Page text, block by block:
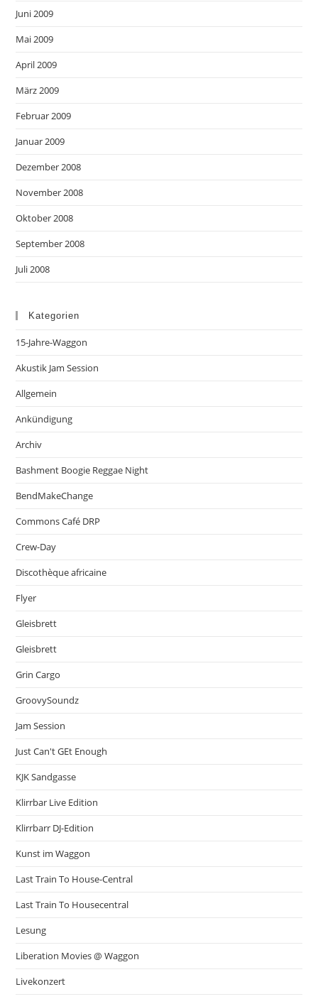
Juni 2009
Mai 2009
April 2009
März 2009
Februar 2009
Januar 2009
Dezember 2008
November 2008
Oktober 2008
September 2008
Juli 2008
Kategorien
15-Jahre-Waggon
Akustik Jam Session
Allgemein
Ankündigung
Archiv
Bashment Boogie Reggae Night
BendMakeChange
Commons Café DRP
Crew-Day
Discothèque africaine
Flyer
Gleisbrett
Gleisbrett
Grin Cargo
GroovySoundz
Jam Session
Just Can't GEt Enough
KJK Sandgasse
Klirrbar Live Edition
Klirrbarr DJ-Edition
Kunst im Waggon
Last Train To House-Central
Last Train To Housecentral
Lesung
Liberation Movies @ Waggon
Livekonzert